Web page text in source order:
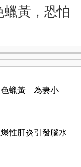
蠟黃，恐怕
色蠟黃 為妻小
性肝炎引發腦水